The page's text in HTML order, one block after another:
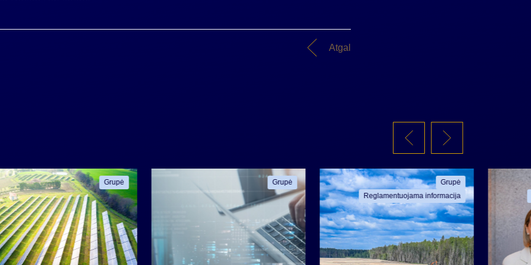
Atgal
Grupė Grupė
Grupė
Reglamentuojama informacija